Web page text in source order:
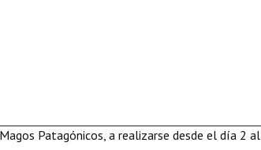
Patagónicos, a realizarse desde el día 2 al